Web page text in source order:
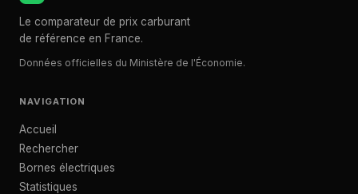
Le comparateur de prix carburant
de référence en France.
Données officielles du Ministère de l'Économie.
NAVIGATION
Accueil
Rechercher
Bornes électriques
Statistiques